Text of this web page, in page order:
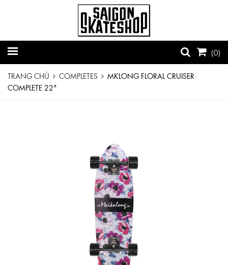
(0)
TRANG CHỦ COMPLETES
MKLONG FLORAL CRUISER
COMPLETE 22"